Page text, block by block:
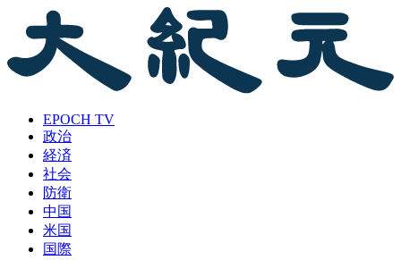
EPOCH TV
政治
経済
社会
防衛
中国
米国
国際